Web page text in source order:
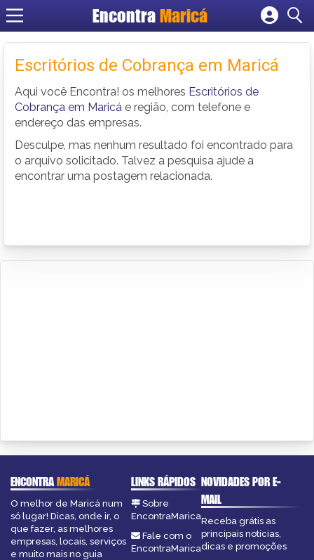
EncontraMaricá
Cadastrar empresa
Criar conta
Escritórios de Cobrança em Maricá
Aqui você Encontra! os melhores Escritórios de
Cobrança em Maricá e região, com telefone e
endereço das empresas.
Desculpe, mas nenhum resultado foi encontrado para
o arquivo solicitado. Talvez a pesquisa ajude a
encontrar uma postagem relacionada.
ENCONTRAMARICÁ
O melhor de Maricá num
só lugar! Dicas, onde ir, o
que fazer, as melhores
empresas, locais, serviços
e muito mais no guia
LINKS RÁPIDOS
Sobre
EncontraMarica
Fale com o
EncontraMarica
NOVIDADES POR E-
MAIL
Receba grátis as
principais notícias,
dicas e promoções